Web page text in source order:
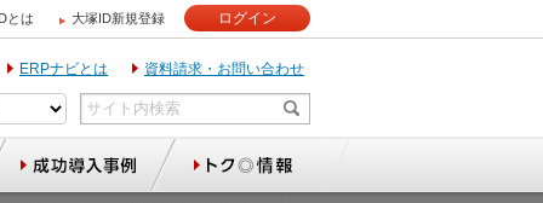
とは 大塚ID新規登録 ログイン
ERPナビとは 資料請求・お問い合わせ